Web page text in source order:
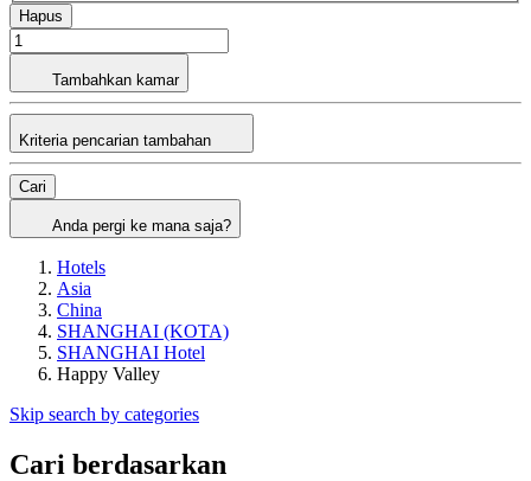
Hapus
Tambahkan kamar
Kriteria pencarian tambahan
Cari
Anda pergi ke mana saja?
Hotels
Asia
China
SHANGHAI (KOTA)
SHANGHAI Hotel
Happy Valley
Skip search by categories
Cari berdasarkan